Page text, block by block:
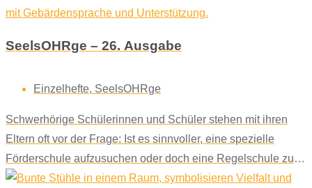
SeelsOHRge – 26. Ausgabe
Einzelhefte, SeelsOHRge
Schwerhörige Schülerinnen und Schüler stehen mit ihren
Eltern oft vor der Frage: Ist es sinnvoller, eine spezielle
Förderschule aufzusuchen oder doch eine Regelschule zu
wählen?